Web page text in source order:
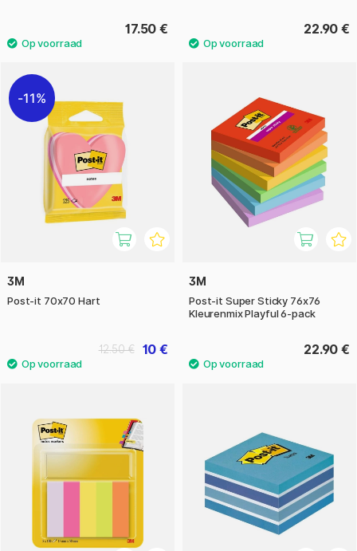
17.50 € 22.90 €
11%
3M
Post-it 70x70 Hart
10 €
12.50 €
3M
Post-it Super Sticky 76x76
Kleurenmix Playful 6-pack
22.90 €